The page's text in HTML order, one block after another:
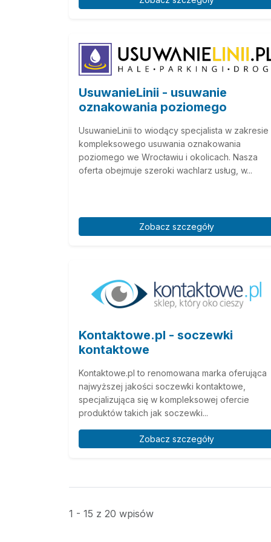
UsuwanieLinii - usuwanie
oznakowania poziomego
UsuwanieLinii to wiodący specjalista w zakresie
kompleksowego usuwania oznakowania
poziomego we Wrocławiu i okolicach. Nasza
oferta obejmuje szeroki wachlarz usług, w...
Zobacz szczegóły
Kontaktowe.pl - soczewki
kontaktowe
Kontaktowe.pl to renomowana marka oferująca
najwyższej jakości soczewki kontaktowe,
specjalizująca się w kompleksowej ofercie
produktów takich jak soczewki...
Zobacz szczegóły
1 - 15 z 20 wpisów